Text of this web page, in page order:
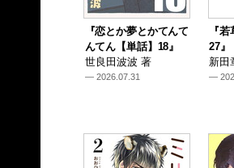
『恋とか夢とかてんて
んてん【単話】18』
世良田波波 著
— 2026.07.31
『
27』
新田
—